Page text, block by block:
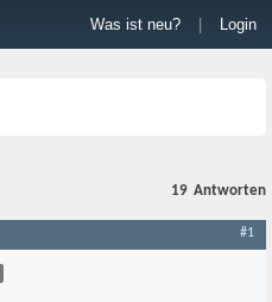
Was ist neu? Login
19 Antworten
#1